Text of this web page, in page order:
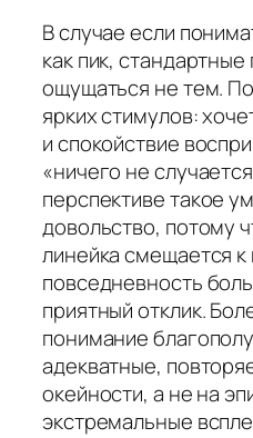
В случае если
как пик,
ощущаться не тем.
ярких стимулов:
и спокойствие
«ничего не
перспективе такое
довольство, потому
линейка смещается к
повседневность
приятный отклик.
понимание
адекватные,
окейности, а не на
экстремальные